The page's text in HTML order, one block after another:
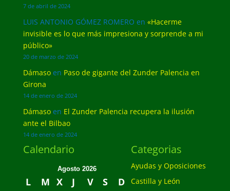
7 de abril de 2024
LUIS ANTONIO GÓMEZ ROMERO en «Hacerme
invisible es lo que más impresiona y sorprende a mi
público»
20 de marzo de 2024
Dámasoen Paso de gigante del Zunder Palencia en
Girona
14 de enero de 2024
Dámasoen El Zunder Palencia recupera la ilusión
ante el Bilbao
14 de enero de 2024
Calendario
Agosto 2026
L M X J V S
D
Categorias
Ayudas y Oposiciones
Castilla y León